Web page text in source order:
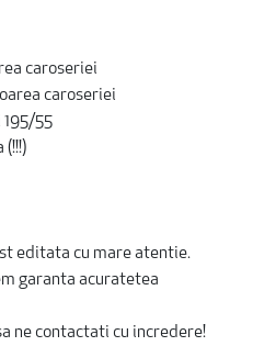
caroseriei
caroseriei
195/55
(!!!)
editata cu mare atentie.
garanta acuratetea
ne contactati cu incredere!